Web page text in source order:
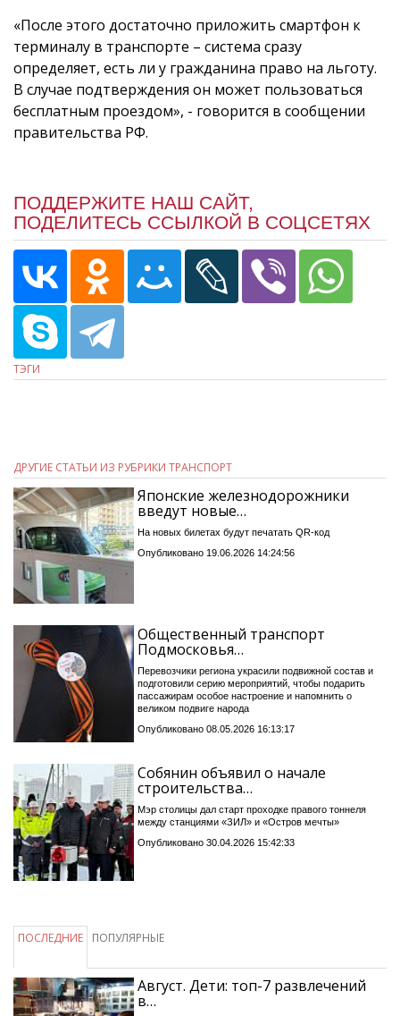
«После этого достаточно приложить смартфон к
терминалу в транспорте – система сразу
определяет, есть ли у гражданина право на льготу.
В случае подтверждения он может пользоваться
бесплатным проездом», - говорится в сообщении
правительства РФ.
ПОДДЕРЖИТЕ НАШ САЙТ,
ПОДЕЛИТЕСЬ ССЫЛКОЙ В СОЦСЕТЯХ
ТЭГИ
ДРУГИЕ СТАТЬИ ИЗ РУБРИКИ ТРАНСПОРТ
Японские железнодорожники
введут новые…
На новых билетах будут печатать QR-код
Опубликовано 19.06.2026 14:24:56
Общественный транспорт
Подмосковья…
Перевозчики региона украсили подвижной состав и
подготовили серию мероприятий, чтобы подарить
пассажирам особое настроение и напомнить о
великом подвиге народа
Опубликовано 08.05.2026 16:13:17
Собянин объявил о начале
строительства…
Мэр столицы дал старт проходке правого тоннеля
между станциями «ЗИЛ» и «Остров мечты»
Опубликовано 30.04.2026 15:42:33
ПОСЛЕДНИЕ ПОПУЛЯРНЫЕ
Август. Дети: топ-7 развлечений
в…